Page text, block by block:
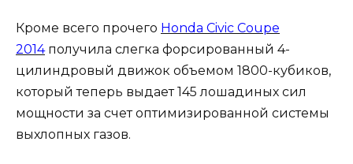
Кроме всего прочего Honda Civic Coupe
2014получила слегка форсированный 4-
цилиндровый движок объемом 1800-кубиков,
который теперь выдает 145 лошадиных сил
мощности за счет оптимизированной системы
выхлопных газов.